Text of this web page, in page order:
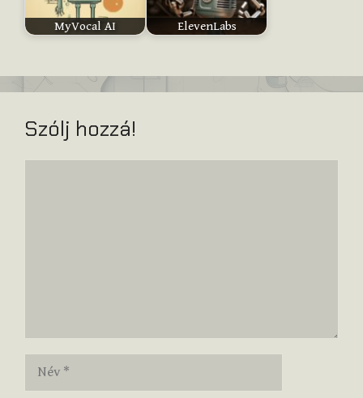
MyVocal AI ElevenLabs
Szólj hozzá!